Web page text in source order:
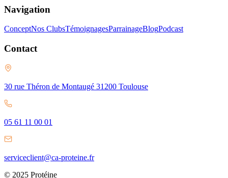
Navigation
ConceptNos ClubsTémoignagesParrainageBlogPodcast
Contact
30 rue Théron de Montaugé 31200 Toulouse
05 61 11 00 01
serviceclient@ca-proteine.fr
© 2025 Protéine